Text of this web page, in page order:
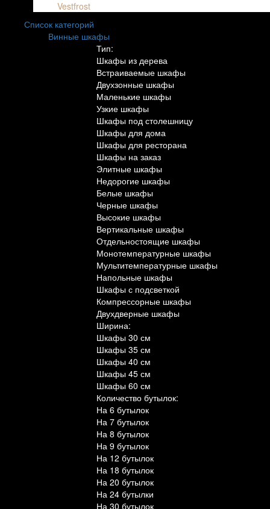
Vestfrost
Список категорий
Винные шкафы
Тип:
Шкафы из дерева
Встраиваемые шкафы
Двухзонные шкафы
Маленькие шкафы
Узкие шкафы
Шкафы под столешницу
Шкафы для дома
Шкафы для ресторана
Шкафы на заказ
Элитные шкафы
Недорогие шкафы
Белые шкафы
Черные шкафы
Высокие шкафы
Вертикальные шкафы
Отдельностоящие шкафы
Монотемпературные шкафы
Мультитемпературные шкафы
Напольные шкафы
Шкафы с подсветкой
Компрессорные шкафы
Двухдверные шкафы
Ширина:
Шкафы 30 см
Шкафы 35 см
Шкафы 40 см
Шкафы 45 см
Шкафы 60 см
Количество бутылок:
На 6 бутылок
На 7 бутылок
На 8 бутылок
На 9 бутылок
На 12 бутылок
На 18 бутылок
На 20 бутылок
На 24 бутылки
На 30 бутылок